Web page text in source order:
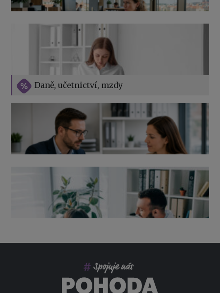
Daně, učetnictví, mzdy
Vše o překážkách v práci na straně zaměstnavatele
Výpověď ze zdravotních důvodů 2026 – průvodce pro
zaměstnavatele
v roce 2026